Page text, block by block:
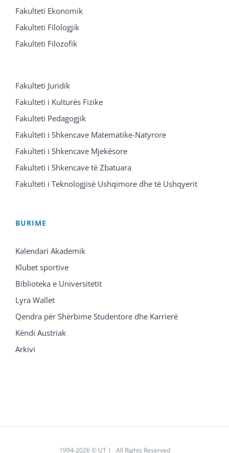
Fakulteti Ekonomik
Fakulteti Filologjik
Fakulteti Filozofik
Fakulteti Juridik
Fakulteti i Kulturës Fizike
Fakulteti Pedagogjik
Fakulteti i Shkencave Matematike-Natyrore
Fakulteti i Shkencave Mjekësore
Fakulteti i Shkencave të Zbatuara
Fakulteti i Teknologjisë Ushqimore dhe të Ushqyerit
BURIME
Kalendari Akademik
Klubet sportive
Biblioteka e Universitetit
Lyra Wallet
Qendra për Shërbime Studentore dhe Karrierë
Këndi Austriak
Arkivi
1994-2026 © UT | All Rights Reserved